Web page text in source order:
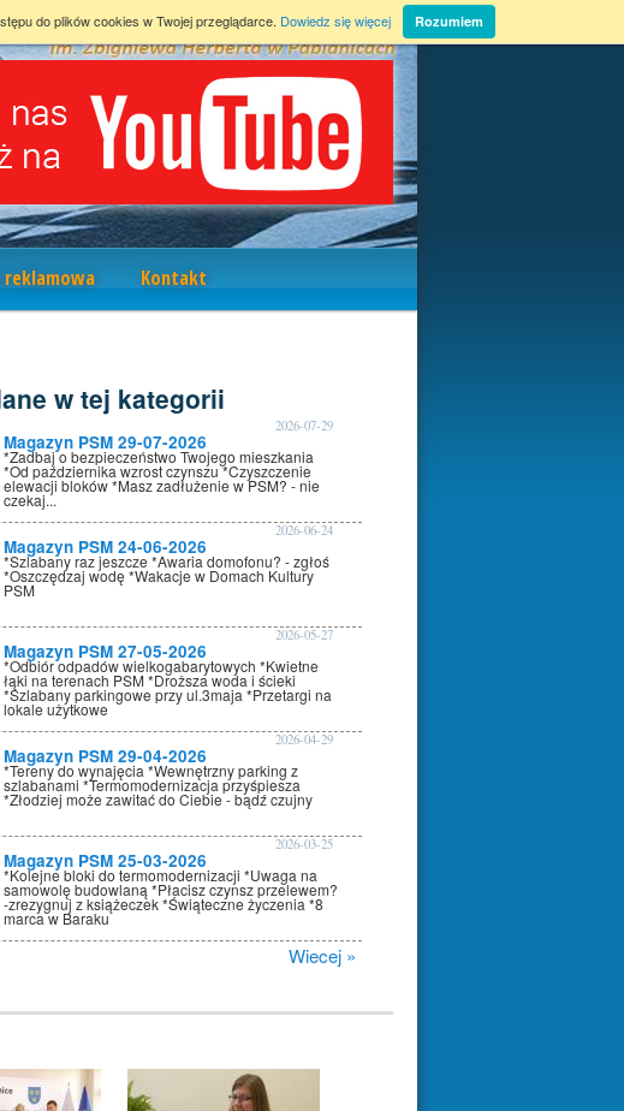
Kontakt
w tej kategorii
Magazyn PSM 29-07-2026
2026-07-29
*Zadbaj o bezpieczeństwo Twojego mieszkania
*Od października wzrost czynszu *Czyszczenie
elewacji bloków *Masz zadłużenie w PSM? - nie
czekaj...
Magazyn PSM 24-06-2026
2026-06-24
*Szlabany raz jeszcze *Awaria domofonu? - zgłoś
*Oszczędzaj wodę *Wakacje w Domach Kultury
PSM
Magazyn PSM 27-05-2026
2026-05-27
*Odbiór odpadów wielkogabarytowych *Kwietne
łąki na terenach PSM *Droższa woda i ścieki
*Szlabany parkingowe przy ul.3maja *Przetargi na
lokale użytkowe
Magazyn PSM 29-04-2026
2026-04-29
*Tereny do wynajęcia *Wewnętrzny parking z
szlabanami *Termomodernizacja przyśpiesza
*Złodziej może zawitać do Ciebie - bądź czujny
Magazyn PSM 25-03-2026
2026-03-25
*Kolejne bloki do termomodernizacji *Uwaga na
samowolę budowlaną *Płacisz czynsz przelewem?
-zrezygnuj z książeczek *Świąteczne życzenia *8
marca w Baraku
Wiecej »
do plików cookies w Twojej przeglądarce. Dowiedz się więcej Rozumiem